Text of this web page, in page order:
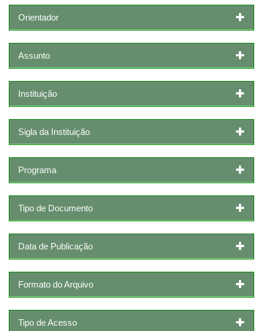
Orientador
Assunto
Instituição
Sigla da Instituição
Programa
Tipo de Documento
Data de Publicação
Formato do Arquivo
Tipo de Acesso